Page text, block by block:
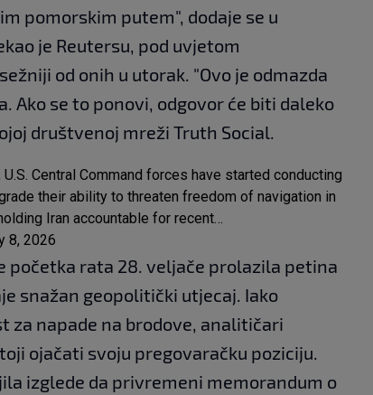
pomorskim putem", dodaje se u
je Reutersu, pod uvjetom
od onih u utorak. "Ovo je odmazda
Ako se to ponovi, odgovor će biti daleko
društvenoj mreži Truth Social.
Central Command forces have started conducting
their ability to threaten freedom of navigation in
Iran accountable for recent…
8, 2026
početka rata 28. veljače prolazila petina
snažan geopolitički utjecaj. Iako
za napade na brodove, analitičari
ojačati svoju pregovaračku poziciju.
izglede da privremeni memorandum o